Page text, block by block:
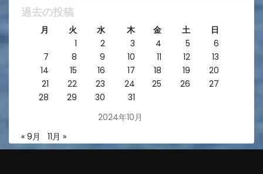
過去の投稿
2024年10月
月 火 水 木 金 土
日
1
2 3 4 5
6
7
8 9 10 11 12
13
14
15 16 17 18 19
20
21
22 23 24 25 26
27
28
29 30 31
« 9月 11月 »